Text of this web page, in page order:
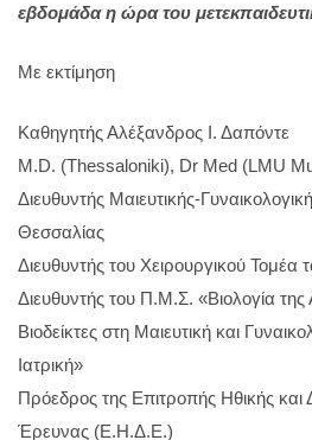
εβδομάδα η ώρα του
Με εκτίμηση
Καθηγητής Αλέξανδρος Ι. Δαπόντε
M.D. (Thessaloniki), Dr Med (LMU
Διευθυντής Μαιευτικής-
Θεσσαλίας
Διευθυντής του Χειρουργικού Τομέα
Διευθυντής του Π.Μ.Σ. «Βιολογία
Βιοδείκτες στη Μαιευτική και
Ιατρική»
Πρόεδρος της Επιτροπής Ηθικής και
Έρευνας (Ε.Η.Δ.Ε.)